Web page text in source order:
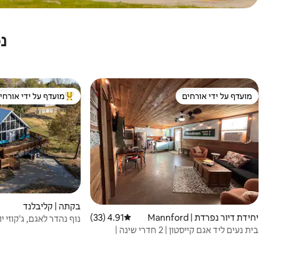
מועדף על ידי אורחים
מועדף על ידי אורחים
יחידת דיור נפרדת | Mannford דירוג ממוצע של 4.91 מתוך 5, 33 ביקורות
4.91 (33)
בית נעים ליד אגם קייסטון | 2 חדרי שינה |
מוביל בקרב נכסים
מועדף על ידי
בקתה | קליבלנד
נוף נהדר לאגם, ג'קוזי